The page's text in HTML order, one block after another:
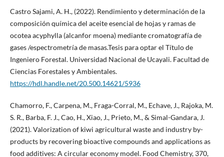
Castro Sajami, A. H., (2022). Rendimiento y determinación de la
composición química del aceite esencial de hojas y ramas de
ocotea acyphylla (alcanfor moena) mediante cromatografía de
gases /espectrometría de masas.Tesis para optar el Título de
Ingeniero Forestal. Universidad Nacional de Ucayali. Facultad de
Ciencias Forestales y Ambientales.
https://hdl.handle.net/20.500.14621/5936
Chamorro, F., Carpena, M., Fraga-Corral, M., Echave, J., Rajoka, M.
S. R., Barba, F. J., Cao, H., Xiao, J., Prieto, M., & Simal-Gandara, J.
(2021). Valorization of kiwi agricultural waste and industry by-
products by recovering bioactive compounds and applications as
food additives: A circular economy model. Food Chemistry, 370,